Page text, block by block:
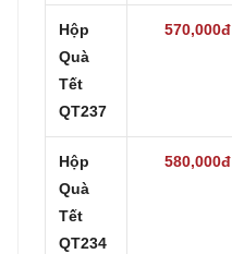
Hộp
Quà
Tết
QT237
570,000đ
Hộp
Quà
Tết
QT234
580,000đ